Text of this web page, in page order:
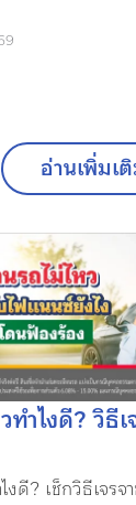
อ่านเพิ่มเ
ทำไงดี? วิธี
งดี? เช็กวิธีเจร